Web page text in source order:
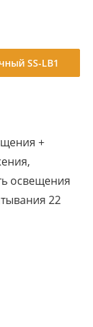
SS-LB1
+
освещения
22